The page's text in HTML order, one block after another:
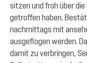
sitzen und froh über
getroffen haben.
nachmittags mit
ausgeflogen werden.
damit zu verbringen,